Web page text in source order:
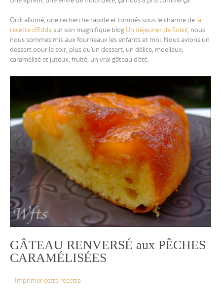
Ordi allumé, une recherche rapide et tombés sous le charme de la
recette d’Eddasur son magnifique blog Un déjeuner de Soleil, nous
nous sommes mis aux fourneaux les enfants et moi. Nous avions un
dessert pour le soir, plus qu’un dessert, un délice, moelleux,
caramélisé et juteux, fruité, un vrai gâteau d’été.
GÂTEAU RENVERSÉ aux PÊCHES
CARAMÉLISÉES
– Imprimer cette recette–